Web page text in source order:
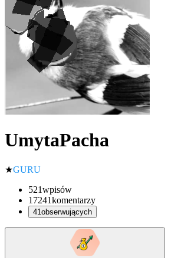
UmytaPacha
★GURU
521wpisów
17241komentarzy
41 obserwujących